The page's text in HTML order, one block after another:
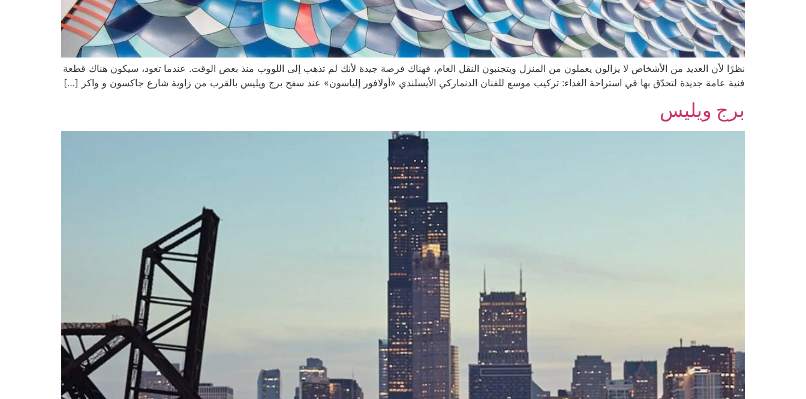
نظرًا لأن العديد من الأشخاص لا يزالون يعملون من المنزل ويتجنبون النقل العام، فهناك فرصة جيدة لأنك لم تذهب إلى اللووب منذ بعض الوقت. عندما تعود، سيكون هناك قطعة
فنية عامة جديدة لتحدّق بها في استراحة الغداء: تركيب موسع للفنان الدنماركي الأيسلندي «أولافور إلياسون» عند سفح برج ويليس بالقرب من زاوية شارع جاكسون و واكر […]
برج ويليس